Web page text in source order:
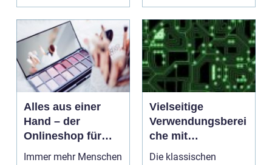
Alles aus einer
Hand – der
Onlineshop für
Beautyprodukte
Immer mehr Menschen
Vielseitige
Verwendungsberei
che mit
Membranboxen
Die klassischen